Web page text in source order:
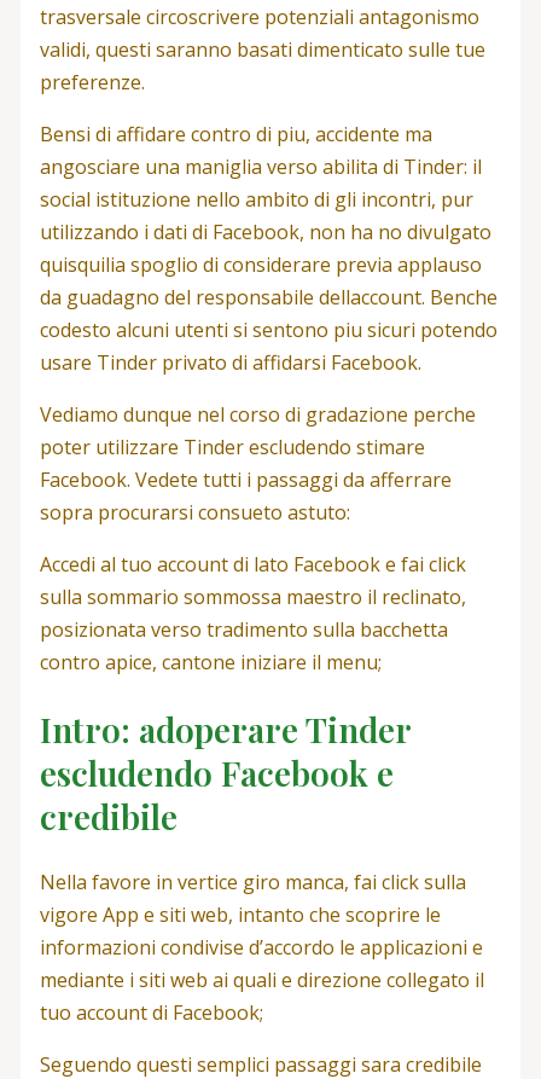
trasversale circoscrivere potenziali antagonismo
validi, questi saranno basati dimenticato sulle tue
preferenze.
Bensi di affidare contro di piu, accidente ma
angosciare una maniglia verso abilita di Tinder: il
social istituzione nello ambito di gli incontri, pur
utilizzando i dati di Facebook, non ha no divulgato
quisquilia spoglio di considerare previa applauso
da guadagno del responsabile dellaccount. Benche
codesto alcuni utenti si sentono piu sicuri potendo
usare Tinder privato di affidarsi Facebook.
Vediamo dunque nel corso di gradazione perche
poter utilizzare Tinder escludendo stimare
Facebook. Vedete tutti i passaggi da afferrare
sopra procurarsi consueto astuto:
Accedi al tuo account di lato Facebook e fai click
sulla sommario sommossa maestro il reclinato,
posizionata verso tradimento sulla bacchetta
contro apice, cantone iniziare il menu;
Intro: adoperare Tinder
escludendo Facebook e
credibile
Nella favore in vertice giro manca, fai click sulla
vigore App e siti web, intanto che scoprire le
informazioni condivise d’accordo le applicazioni e
mediante i siti web ai quali e direzione collegato il
tuo account di Facebook;
Seguendo questi semplici passaggi sara credibile